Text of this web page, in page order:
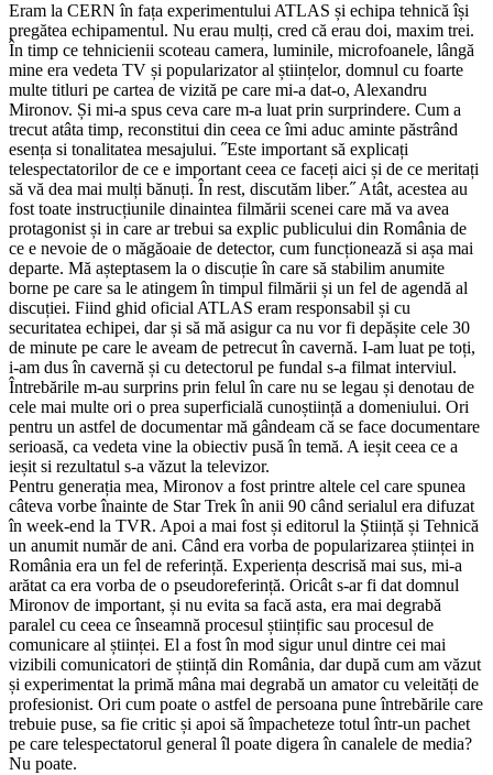
Eram la CERN în fața experimentului ATLAS și echipa tehnică își
pregătea echipamentul. Nu erau mulți, cred că erau doi, maxim trei.
În timp ce tehnicienii scoteau camera, luminile, microfoanele, lângă
mine era vedeta TV și popularizator al științelor, domnul cu foarte
multe titluri pe cartea de vizită pe care mi-a dat-o, Alexandru
Mironov. Și mi-a spus ceva care m-a luat prin surprindere. Cum a
trecut atâta timp, reconstitui din ceea ce îmi aduc aminte păstrând
esența si tonalitatea mesajului. ˝Este important să explicați
telespectatorilor de ce e important ceea ce faceți aici și de ce meritați
să vă dea mai mulți bănuți. În rest, discutăm liber.˝ Atât, acestea au
fost toate instrucțiunile dinaintea filmării scenei care mă va avea
protagonist și in care ar trebui sa explic publicului din România de
ce e nevoie de o măgăoaie de detector, cum funcționează si așa mai
departe. Mă așteptasem la o discuție în care să stabilim anumite
borne pe care sa le atingem în timpul filmării și un fel de agendă al
discuției. Fiind ghid oficial ATLAS eram responsabil și cu
securitatea echipei, dar și să mă asigur ca nu vor fi depășite cele 30
de minute pe care le aveam de petrecut în cavernă. I-am luat pe toți,
i-am dus în cavernă și cu detectorul pe fundal s-a filmat interviul.
Întrebările m-au surprins prin felul în care nu se legau și denotau de
cele mai multe ori o prea superficială cunoștiință a domeniului. Ori
pentru un astfel de documentar mă gândeam că se face documentare
serioasă, ca vedeta vine la obiectiv pusă în temă. A ieșit ceea ce a
ieșit si rezultatul s-a văzut la televizor.
Pentru generația mea, Mironov a fost printre altele cel care spunea
câteva vorbe înainte de Star Trek în anii 90 când serialul era difuzat
în week-end la TVR. Apoi a mai fost și editorul la Știință și Tehnică
un anumit număr de ani. Când era vorba de popularizarea științei in
România era un fel de referință. Experiența descrisă mai sus, mi-a
arătat ca era vorba de o pseudoreferință. Oricât s-ar fi dat domnul
Mironov de important, și nu evita sa facă asta, era mai degrabă
paralel cu ceea ce înseamnă procesul științific sau procesul de
comunicare al științei. El a fost în mod sigur unul dintre cei mai
vizibili comunicatori de știință din România, dar după cum am văzut
și experimentat la primă mâna mai degrabă un amator cu veleități de
profesionist. Ori cum poate o astfel de persoana pune întrebările care
trebuie puse, sa fie critic și apoi să împacheteze totul într‐un pachet
pe care telespectatorul general îl poate digera în canalele de media?
Nu poate.